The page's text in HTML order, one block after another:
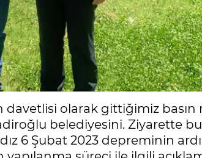
olarak gittiğimiz basın
belediyesini. Ziyarette
6 Şubat 2023 depreminin